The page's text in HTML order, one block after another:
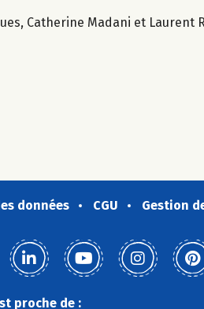
Catherine Madani et Laurent
données CGU Gestion
proche de :